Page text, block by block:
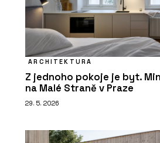
ARCHITEKTURA
Z jednoho pokoje je byt.
na Malé Straně v Praze
29. 5. 2026